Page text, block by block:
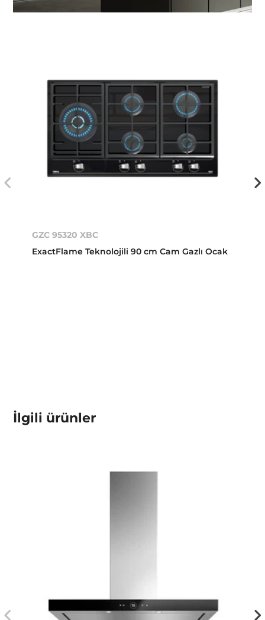
GZC 95320 XBC
ExactFlame Teknolojili 90 cm Cam Gazlı Ocak
İlgili ürünler